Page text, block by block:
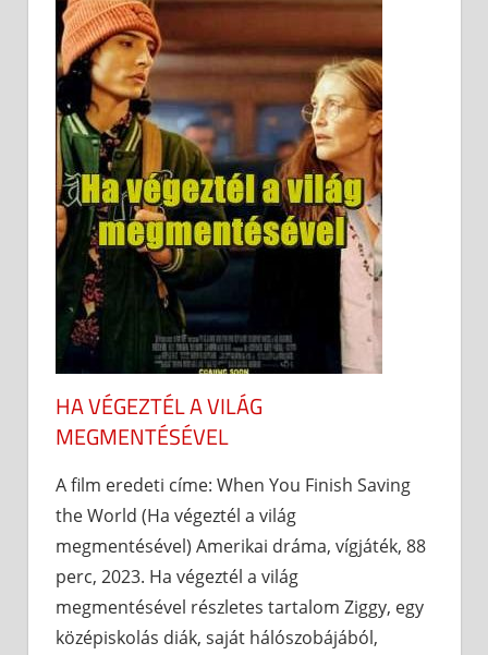
HA VÉGEZTÉL A VILÁG
MEGMENTÉSÉVEL
A film eredeti címe: When You Finish Saving
the World (Ha végeztél a világ
megmentésével) Amerikai dráma, vígjáték, 88
perc, 2023. Ha végeztél a világ
megmentésével részletes tartalom Ziggy, egy
középiskolás diák, saját hálószobájából,